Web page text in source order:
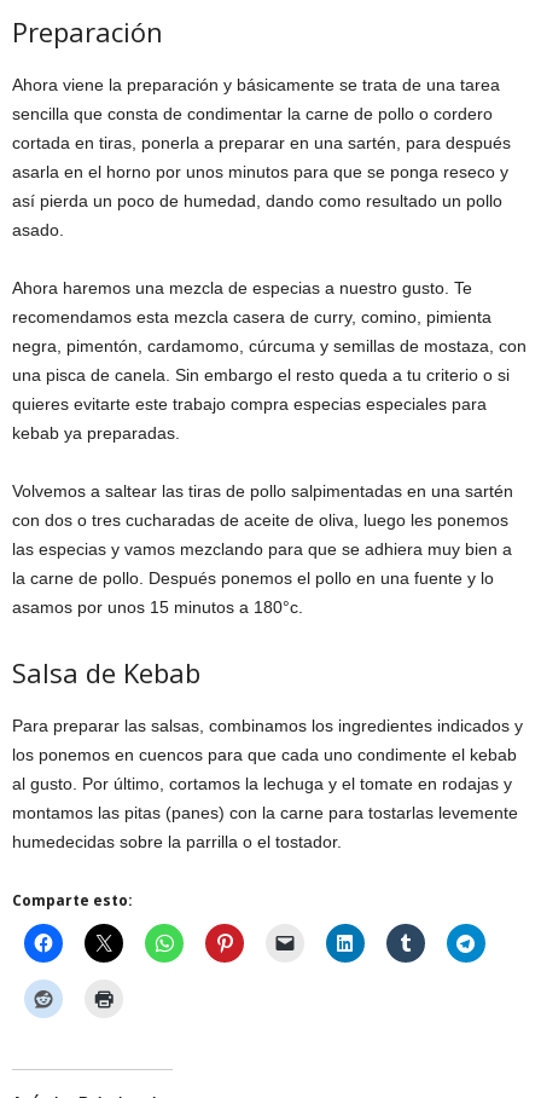
Preparación
Ahora viene la preparación y básicamente se trata de una tarea
sencilla que consta de condimentar la carne de pollo o cordero
cortada en tiras, ponerla a preparar en una sartén, para después
asarla en el horno por unos minutos para que se ponga reseco y
así pierda un poco de humedad, dando como resultado un pollo
asado.
Ahora haremos una mezcla de especias a nuestro gusto. Te
recomendamos esta mezcla casera de curry, comino, pimienta
negra, pimentón, cardamomo, cúrcuma y semillas de mostaza, con
una pisca de canela. Sin embargo el resto queda a tu criterio o si
quieres evitarte este trabajo compra especias especiales para
kebab ya preparadas.
Volvemos a saltear las tiras de pollo salpimentadas en una sartén
con dos o tres cucharadas de aceite de oliva, luego les ponemos
las especias y vamos mezclando para que se adhiera muy bien a
la carne de pollo. Después ponemos el pollo en una fuente y lo
asamos por unos 15 minutos a 180°c.
Salsa de Kebab
Para preparar las salsas, combinamos los ingredientes indicados y
los ponemos en cuencos para que cada uno condimente el kebab
al gusto. Por último, cortamos la lechuga y el tomate en rodajas y
montamos las pitas (panes) con la carne para tostarlas levemente
humedecidas sobre la parrilla o el tostador.
Comparte esto: